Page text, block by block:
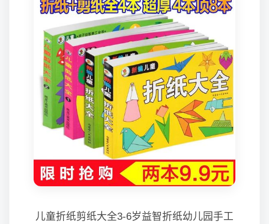
儿童折纸剪纸大全3-6岁益智折纸幼儿园手工